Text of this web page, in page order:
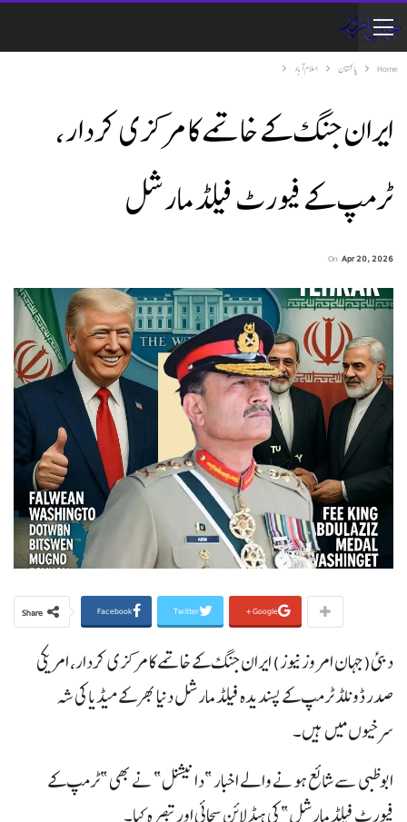
Home پاکستان اسلام آباد
ایران جنگ کے خاتمے کا مرکزی کردار،
ٹرمپ کے فیورٹ فیلڈ مارشل
On Apr 20, 2026
Share Facebook Twitter Google+
دبئی(جہان امروز نیوز) ایران جنگ کے خاتمے کا مرکزی کردار، امریکی
صدر ڈونلڈ ٹرمپ کے پسندیدہ فیلڈ مارشل دنیا بھر کے میڈیا کی شہ
سرخیوں میں ہیں۔
ابوظبی سے شائع ہونے والے اخبار ”دا نیشنل” نے بھی ”ٹرمپ کے
فیورٹ فیلڈ مارشل” کی ہیڈ لائن سجائی اور تبصرہ کیا۔